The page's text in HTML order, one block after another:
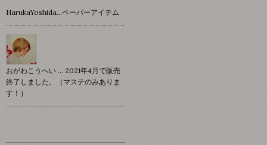
HarukaYoshida…ペーパーアイテム
おがわこうへい … 2021年4月で販売
終了しました。（マステのみありま
す！）